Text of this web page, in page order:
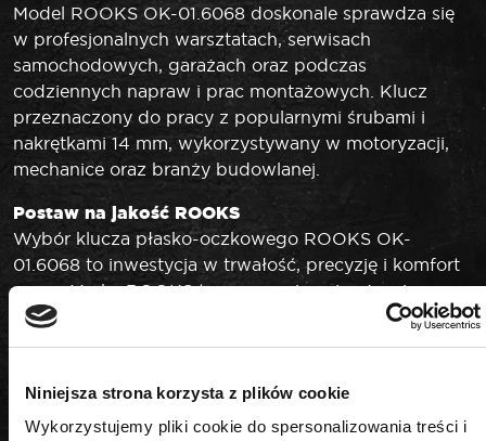
Niniejsza strona korzysta z plików cookie
Wykorzystujemy pliki cookie do spersonalizowania treści i
Model ROOKS OK-01.6068 doskonale sprawdza się
w profesjonalnych warsztatach, serwisach
samochodowych, garażach oraz podczas
codziennych napraw i prac montażowych. Klucz
przeznaczony do pracy z popularnymi śrubami i
nakrętkami 14 mm, wykorzystywany w motoryzacji,
mechanice oraz branży budowlanej.
Postaw na jakość ROOKS
Wybór klucza płasko-oczkowego ROOKS OK-
01.6068 to inwestycja w trwałość, precyzję i komfort
pracy. Marka ROOKS to gwarancja najwyższej
jakości, innowacyjnych rozwiązań oraz wsparcia
technicznego dla najbardziej wymagających
sprawiają, że narzędzie spełnia oczekiwania
profesjonalistów i pasjonatów majsterkowania.